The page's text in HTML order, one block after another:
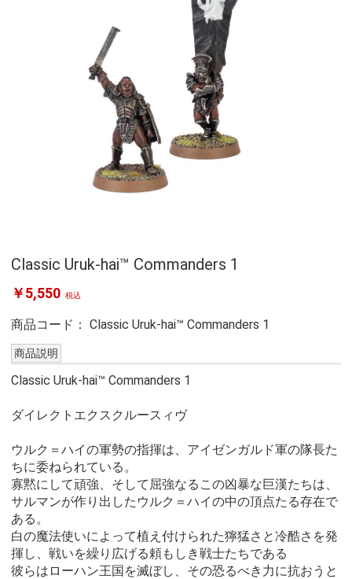
Classic Uruk-hai™ Commanders 1
￥5,550 税込
商品コード： Classic Uruk-hai™ Commanders 1
商品説明
Classic Uruk-hai™ Commanders 1
ダイレクトエクスクルースィヴ
ウルク＝ハイの軍勢の指揮は、アイゼンガルド軍の隊長た
ちに委ねられている。
寡黙にして頑強、そして屈強なるこの凶暴な巨漢たちは、
サルマンが作り出したウルク＝ハイの中の頂点たる存在で
ある。
白の魔法使いによって植え付けられた獰猛さと冷酷さを発
揮し、戦いを繰り広げる頼もしき戦士たちである
彼らはローハン王国を滅ぼし、その恐るべき力に抗おうと